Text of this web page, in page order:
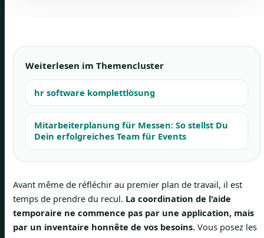
Weiterlesen im Themencluster
hr software komplettlösung
Mitarbeiterplanung für Messen: So stellst Du
Dein erfolgreiches Team für Events
Avant même de réfléchir au premier plan de travail, il est
temps de prendre du recul. La coordination de l'aide
temporaire ne commence pas par une application, mais
par un inventaire honnête de vos besoins. Vous posez les